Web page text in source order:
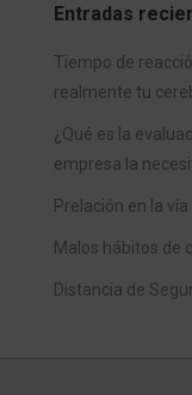
Entradas
Tiempo de
realmente tu
¿Qué es la
empresa la
Prelación en la vía
Malos hábitos de
Distancia de